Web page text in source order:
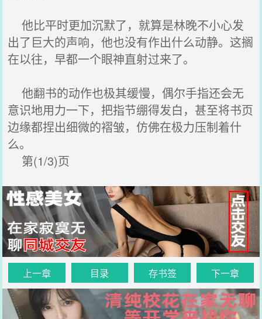
他比平时更加沉默了，就算是林晚不小心发
出了巨大的声响，他也没有作出什么动静。这搁
在以往，早都一个眼神直射过来了。
他翻书的动作也极其缓慢，偶尔手指还会无
意识地用力一下，把指节绷得发白，甚至将书页
边缘都捏出细微的褶皱，仿佛在极力压制着什
么。
第(1/3)页
上一章 目录 存书签 下一章